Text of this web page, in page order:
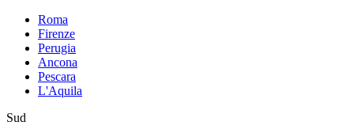
Roma
Firenze
Perugia
Ancona
Pescara
L'Aquila
Sud